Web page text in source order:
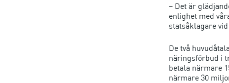
– Det är
enlighet med
statsåklagare
De två
näringsförbud i
betala närmare
närmare 30